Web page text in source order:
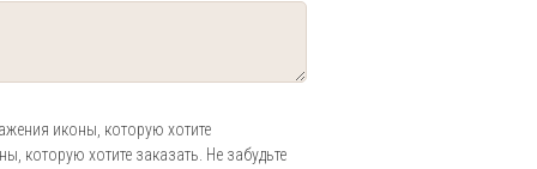
иконы, которую хотите
которую хотите заказать. Не забудьте